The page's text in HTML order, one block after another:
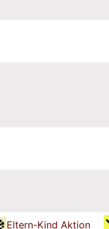
Eltern-Kind Aktion